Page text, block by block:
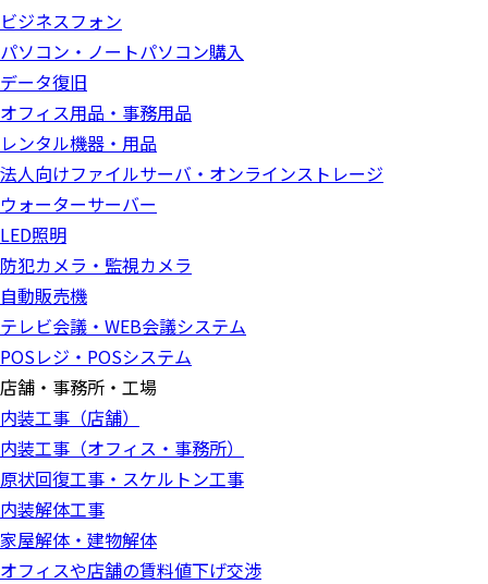
ビジネスフォン
パソコン・ノートパソコン購入
データ復旧
オフィス用品・事務用品
レンタル機器・用品
法人向けファイルサーバ・オンラインストレージ
ウォーターサーバー
LED照明
防犯カメラ・監視カメラ
自動販売機
テレビ会議・WEB会議システム
POSレジ・POSシステム
店舗・事務所・工場
内装工事（店舗）
内装工事（オフィス・事務所）
原状回復工事・スケルトン工事
内装解体工事
家屋解体・建物解体
オフィスや店舗の賃料値下げ交渉